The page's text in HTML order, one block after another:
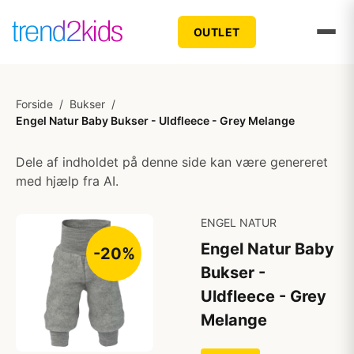
OUTLET
Forside / Bukser /
Engel Natur Baby Bukser - Uldfleece - Grey Melange
Dele af indholdet på denne side kan være genereret
med hjælp fra AI.
-20%
ENGEL NATUR
Engel Natur Baby
Bukser -
Uldfleece - Grey
Melange